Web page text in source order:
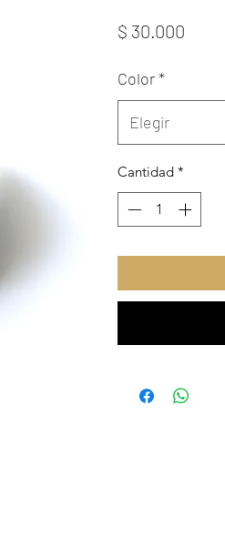
$ 30.000
Color*
Elegir
Cantidad *